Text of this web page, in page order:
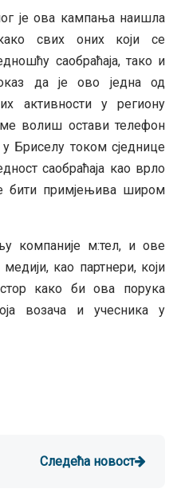
је ова кампања наишла
свих оних који се
саобраћаја, тако и
да је ово једна од
активности у региону
волиш остави телефон
Бриселу током сједнице
саобраћаја као врло
бити примјењива широм
компаније м:тел, и ове
као партнери, који
како би ова порука
возача и учесника у
Следећа новост